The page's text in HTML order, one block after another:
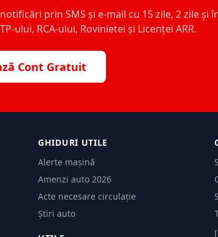
prin SMS și e-mail cu 15 zile, 2 zile și
ului, RCA-ului, Rovinietei și Licenței ARR.
Cont Gratuit
GHIDURI UTILE
Alerte mașină
Amenzi auto 2026
Acte necesare circulație
Știri auto